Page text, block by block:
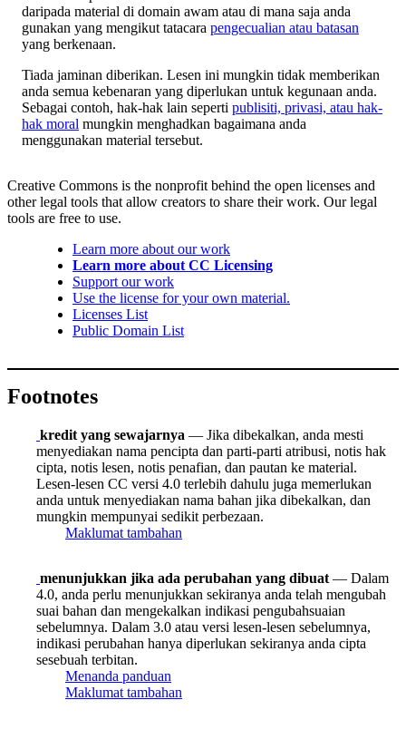
daripada material di domain awam atau di mana saja anda
gunakan yang mengikut tatacara pengecualian atau batasan
yang berkenaan.
Tiada jaminan diberikan. Lesen ini mungkin tidak memberikan
anda semua kebenaran yang diperlukan untuk kegunaan anda.
Sebagai contoh, hak-hak lain seperti publisiti, privasi, atau hak-
hak moral mungkin menghadkan bagaimana anda
menggunakan material tersebut.
Creative Commons is the nonprofit behind the open licenses and
other legal tools that allow creators to share their work. Our legal
tools are free to use.
Learn more about our work
Learn more about CC Licensing
Support our work
Use the license for your own material.
Licenses List
Public Domain List
Footnotes
kredit yang sewajarnya — Jika dibekalkan, anda mesti
menyediakan nama pencipta dan parti-parti atribusi, notis hak
cipta, notis lesen, notis penafian, dan pautan ke material.
Lesen-lesen CC versi 4.0 terlebih dahulu juga memerlukan
anda untuk menyediakan nama bahan jika dibekalkan, dan
mungkin mempunyai sedikit perbezaan.
Maklumat tambahan
menunjukkan jika ada perubahan yang dibuat — Dalam
4.0, anda perlu menunjukkan sekiranya anda telah mengubah
suai bahan dan mengekalkan indikasi pengubahsuaian
sebelumnya. Dalam 3.0 atau versi lesen-lesen sebelumnya,
indikasi perubahan hanya diperlukan sekiranya anda cipta
sesebuah terbitan.
Menanda panduan
Maklumat tambahan